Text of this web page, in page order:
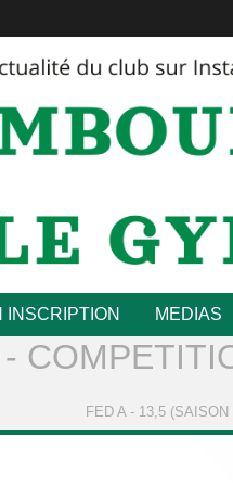
INSCRIPTION MEDIAS
FED A - 13,5 (SAISON